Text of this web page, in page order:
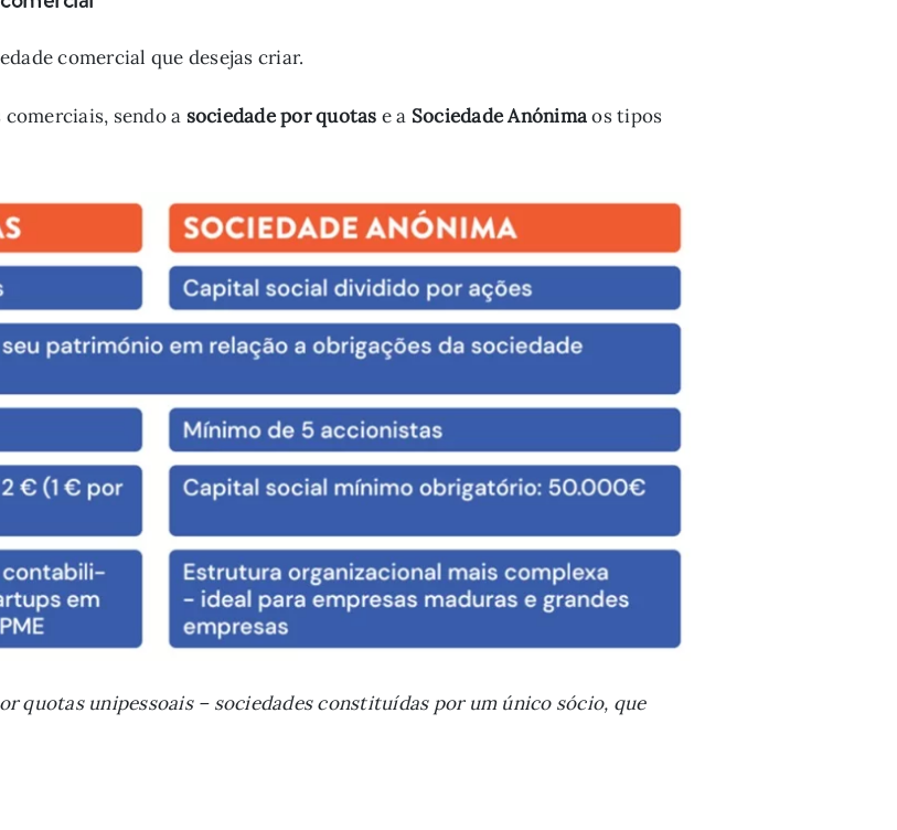
comercial que desejas criar.
sendo a sociedade por quotas e a Sociedade Anónimaos tipos
quotas unipessoais – sociedades constituídas por um único sócio, que